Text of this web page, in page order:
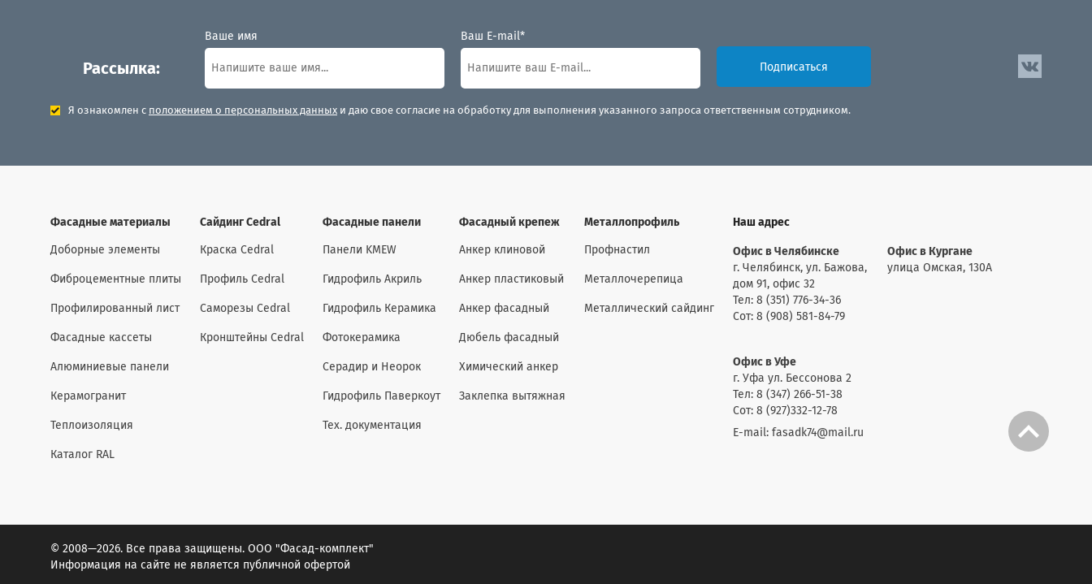
Рассылка:
Ваше имя Ваш E-mail*
Подписаться
Я ознакомлен с положением о персональных данных и даю свое согласие на обработку для выполнения указанного запроса ответственным сотрудником.
Фасадные материалы
Доборные элементы
Фиброцементные плиты
Профилированный лист
Фасадные кассеты
Алюминиевые панели
Керамогранит
Теплоизоляция
Каталог RAL
Сайдинг Cedral
Краска Cedral
Профиль Cedral
Саморезы Cedral
Кронштейны Cedral
Фасадные панели
Панели KMEW
Гидрофиль Акриль
Гидрофиль Керамика
Фотокерамика
Серадир и Неорок
Гидрофиль Паверкоут
Тех. документация
Фасадный крепеж
Анкер клиновой
Анкер пластиковый
Анкер фасадный
Дюбель фасадный
Химический анкер
Заклепка вытяжная
Металлопрофиль
Профнастил
Металлочерепица
Металлический сайдинг
Наш адрес
Офис в Челябинске
г. Челябинск, ул. Бажова,
дом 91, офис 32
Тел: 8 (351) 776-34-36
Сот: 8 (908) 581-84-79
Офис в Кургане
улица Омская, 130А
Офис в Уфе
г. Уфа ул. Бессонова 2
Тел: 8 (347) 266-51-38
Сот: 8 (927)332-12-78
E-mail: fasadk74@mail.ru
© 2008—2026. Все права защищены. ООО "Фасад-комплект"
Информация на сайте не является публичной офертой